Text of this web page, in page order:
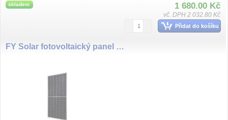
skladem 1 680.00 Kč
vč. DPH 2 032.80 Kč
Přidat do košíku
FY Solar fotovoltaický panel 455Wp monokrystalický stříbrný rám Množství: 1 kus